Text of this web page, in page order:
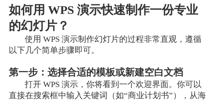
如何用 WPS 演示快速制作一份专业
的幻灯片？
使用 WPS 演示制作幻灯片的过程非常直观，遵循
以下几个简单步骤即可。
第一步：选择合适的模板或新建空白文档
打开 WPS 演示，你将看到一个欢迎界面。你可以
直接在搜索框中输入关键词（如“商业计划书”），从海